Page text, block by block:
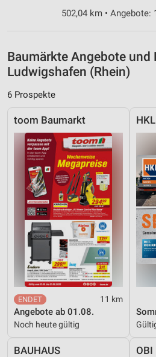
502,04 km • Angebote:
Baumärkte Angebote und
Ludwigshafen (Rhein)
6 Prospekte
toom Baumarkt
11 km
Angebote ab 01.08.
Noch heute gültig
BAUHAUS OBI
Analyse von Zielgruppen durch
Entwicklung und Verbesserung der
Verwendung reduzierter Daten zur
Inhalten
Geräte anhand von aktiv
Informationen identifizieren
Nicht-IAB-Verarbeitungszwecke:
Notwendig
Performance
Funktional
Werbung